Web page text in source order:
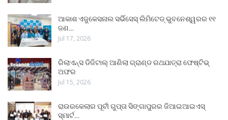
ଆକାଶ ଏଜୁକେସନାଲ ସର୍ଭିସେସ୍ ଲିମିଟେଡ୍ ଭୁବନେଶ୍ୱରର ୧୧
ଜଣ…
Jul 17, 2026
ରିଲାଏନ୍ସ ଡିଜିଟାଲ୍ ଆଣିଲା ଗ୍ରାଣ୍ଡ ରଥଯାତ୍ରା ଫେଷ୍ଟିଭ୍
ଅଫର
Jul 15, 2026
ରାଉରକେଲାର ପୂର୍ବୀ ଗୁପ୍ତା ସିଙ୍ଗାପୁରର ଜିଆଇଆଇଏସ୍
ସ୍ମାର୍ଟ…